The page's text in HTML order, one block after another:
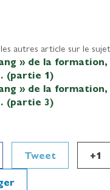
autres article sur le
» de la formation,
(partie 1)
» de la formation,
(partie 3)
Tweet
+1